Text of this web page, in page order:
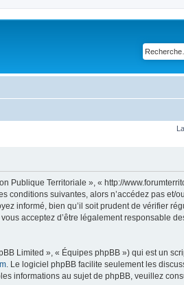
Publique Territoriale », « http://
conditions suivantes, alors n’accédez pas et/
informé, bien qu’il soit prudent de vérifier
acceptez d’être légalement responsable
Limited », « Équipes phpBB ») qui est un
. Le logiciel phpBB facilite seulement les
informations au sujet de phpBB, veuillez